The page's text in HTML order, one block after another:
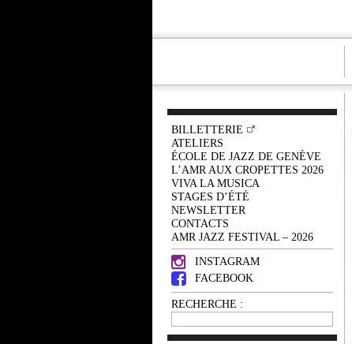
BILLETTERIE
ATELIERS
ÉCOLE DE JAZZ DE GENÈVE
L’AMR AUX CROPETTES 2026
VIVA LA MUSICA
STAGES D’ÉTÉ
NEWSLETTER
CONTACTS
AMR JAZZ FESTIVAL – 2026
INSTAGRAM
FACEBOOK
RECHERCHE :